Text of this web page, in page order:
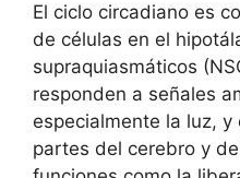
El ciclo circadiano es
de células en el
supraquiasmáticos
responden a señales
especialmente la luz,
partes del cerebro y